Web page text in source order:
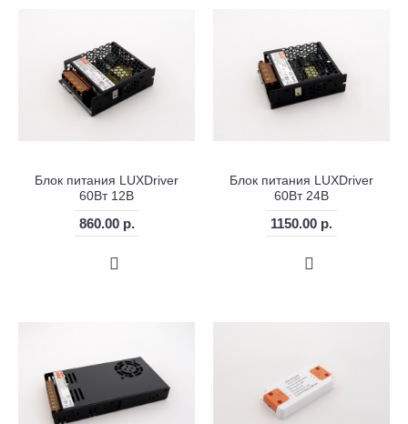
Блок питания LUXDriver
60Вт 12В
860.00 р.
Блок питания LUXDriver
60Вт 24В
1150.00 р.